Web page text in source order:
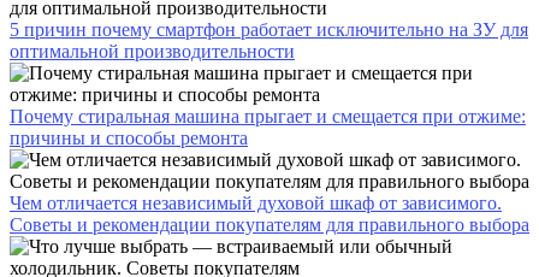
5 причин почему смартфон работает исключительно на ЗУ для
оптимальной производительности
Почему стиральная машина прыгает и смещается при отжиме:
причины и способы ремонта
Чем отличается независимый духовой шкаф от зависимого.
Советы и рекомендации покупателям для правильного выбора